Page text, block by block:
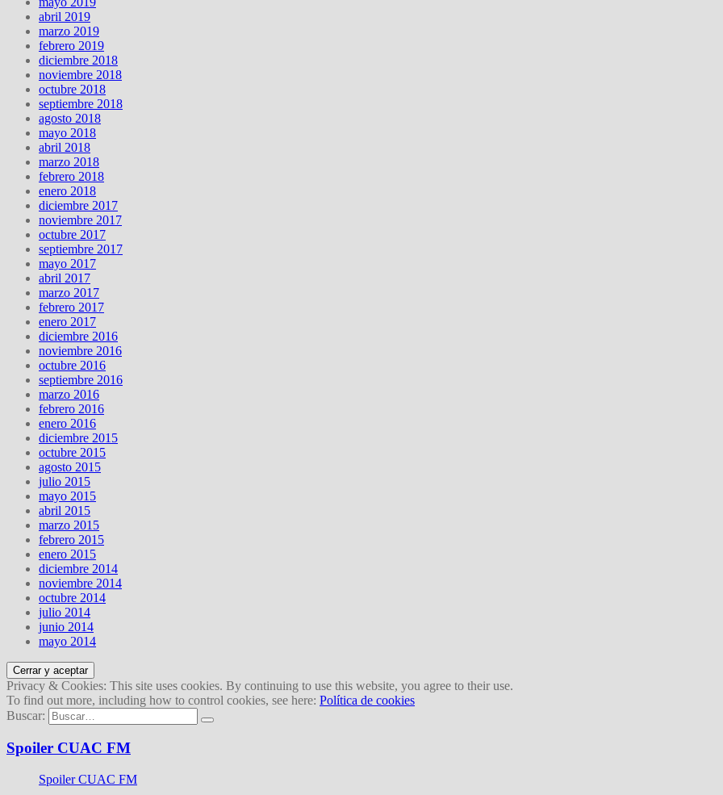
abril 2019
marzo 2019
febrero 2019
diciembre 2018
noviembre 2018
octubre 2018
septiembre 2018
agosto 2018
mayo 2018
abril 2018
marzo 2018
febrero 2018
enero 2018
diciembre 2017
noviembre 2017
octubre 2017
septiembre 2017
mayo 2017
abril 2017
marzo 2017
febrero 2017
enero 2017
diciembre 2016
noviembre 2016
octubre 2016
septiembre 2016
marzo 2016
febrero 2016
enero 2016
diciembre 2015
octubre 2015
agosto 2015
julio 2015
mayo 2015
abril 2015
marzo 2015
febrero 2015
enero 2015
diciembre 2014
noviembre 2014
octubre 2014
julio 2014
junio 2014
mayo 2014
Privacy & Cookies: This site uses cookies. By continuing to use this website, you agree to their use.
To find out more, including how to control cookies, see here: Política de cookies
Buscar:
Spoiler CUAC FM
Spoiler CUAC FM